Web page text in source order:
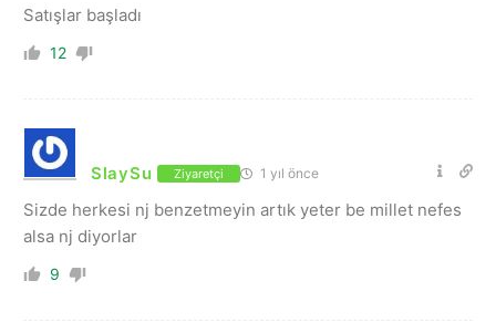
Satışlar başladı
12
SlaySu Ziyaretçi 1 yıl önce
Sizde herkesi nj benzetmeyin artık yeter be millet nefes
alsa nj diyorlar
9